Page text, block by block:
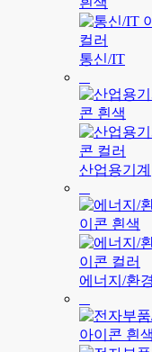
통신/IT
산업용기계
에너지/환경